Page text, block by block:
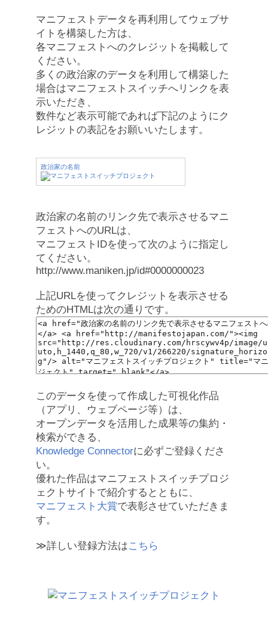
マニフェストデータを再利用してウェブサ
イトを構築した方は、
各マニフェストへのクレジットを掲載して
ください。
多くの政治家のデータを利用して構築した
場合はマニフェストスイッチへリンクを表
示いただき、
数件など表示可能であれば下記のようにク
レジットの表記をお願いいたします。
政治家の名前
政治家の名前のリンク先で表示させるマニ
フェストへのURLは、
マニフェストIDを使って次のように指定し
てください。
http://www.maniken.jp/id#0000000023
上記URLを使ってクレジットを表示させる
ためのHTMLは次の通りです。
このデータを使って作成した可視化作品
（アプリ、ウェブページ等）は、
オープンデータを活用した成果等の集約・
検索ができる、
Knowledge Connectorに必ずご登録くださ
い。
優れた作品はマニフェストスイッチプロジ
ェクトサイトで紹介するとともに、
マニフェスト大賞で表彰させていただきま
す。
≫詳しい登録方法はこちら